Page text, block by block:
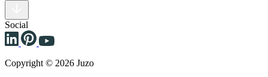
Social
Copyright © 2026 Juzo